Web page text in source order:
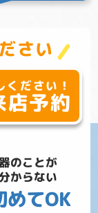
さい
のことが
からない
めてOK
ださい！
店予約